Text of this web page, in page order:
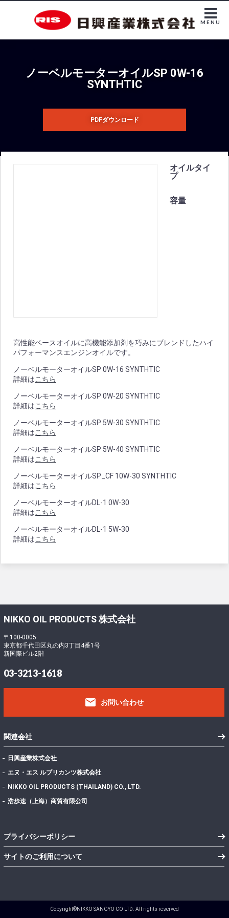
MENU
ノーベルモーターオイルSP 0W-16
SYNTHTIC
PDFダウンロード
オイルタイ
プ
容量
高性能ベースオイルに高機能添加剤を巧みにブレンドしたハイ
パフォーマンスエンジンオイルです。
ノーベルモーターオイルSP 0W-16 SYNTHTIC
詳細はこちら
ノーベルモーターオイルSP 0W-20 SYNTHTIC
詳細はこちら
ノーベルモーターオイルSP 5W-30 SYNTHTIC
詳細はこちら
ノーベルモーターオイルSP 5W-40 SYNTHTIC
詳細はこちら
ノーベルモーターオイルSP_CF 10W-30 SYNTHTIC
詳細はこちら
ノーベルモーターオイルDL-1 0W-30
詳細はこちら
ノーベルモーターオイルDL-1 5W-30
詳細はこちら
NIKKO OIL PRODUCTS 株式会社
〒100-0005
東京都千代田区丸の内3丁目4番1号
新国際ビル2階
03-3213-1618
email お問い合わせ
関連会社
日興産業株式会社
エヌ・エス ルブリカンツ株式会社
NIKKO OIL PRODUCTS (THAILAND) CO., LTD.
浩歩速（上海）商貿有限公司
プライバシーポリシー
サイトのご利用について
Copyright©NIKKO SANGYO CO LTD. All rights reserved